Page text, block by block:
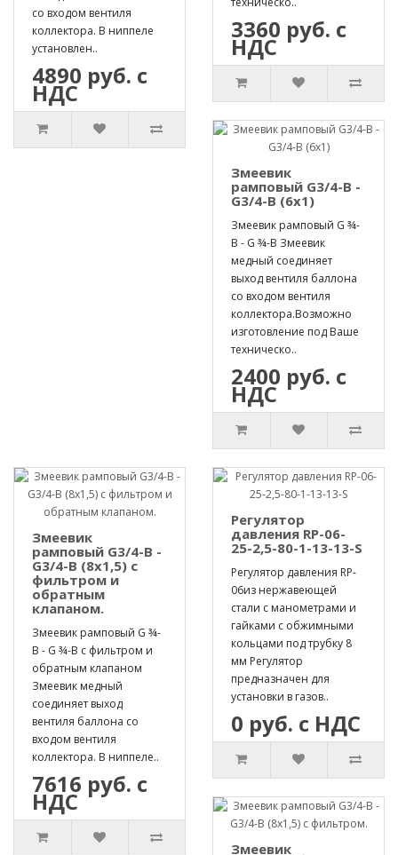
со входом вентиля
коллектора. В ниппеле
установлен..
4890 руб. с
НДС
3360 руб. с
НДС
Змеевик
рамповый G3/4-B -
G3/4-B (6х1)
Змеевик рамповый G ¾-
B - G ¾-B Змеевик
медный соединяет
выход вентиля баллона
со входом вентиля
коллектора.Возможно
изготовление под Ваше
техническо..
2400 руб. с
НДС
Змеевик
рамповый G3/4-B -
G3/4-B (8х1,5) с
фильтром и
обратным
клапаном.
Змеевик рамповый G ¾-
B - G ¾-B с фильтром и
обратным клапаном
Змеевик медный
соединяет выход
вентиля баллона со
входом вентиля
коллектора. В ниппеле..
7616 руб. с
НДС
Регулятор
давления RP-06-
25-2,5-80-1-13-13-S
Регулятор давления RP-
06из нержавеющей
стали с манометрами и
гайками с обжимными
кольцами под трубку 8
мм Регулятор
предназначен для
установки в газов..
0 руб. с НДС
Змеевик